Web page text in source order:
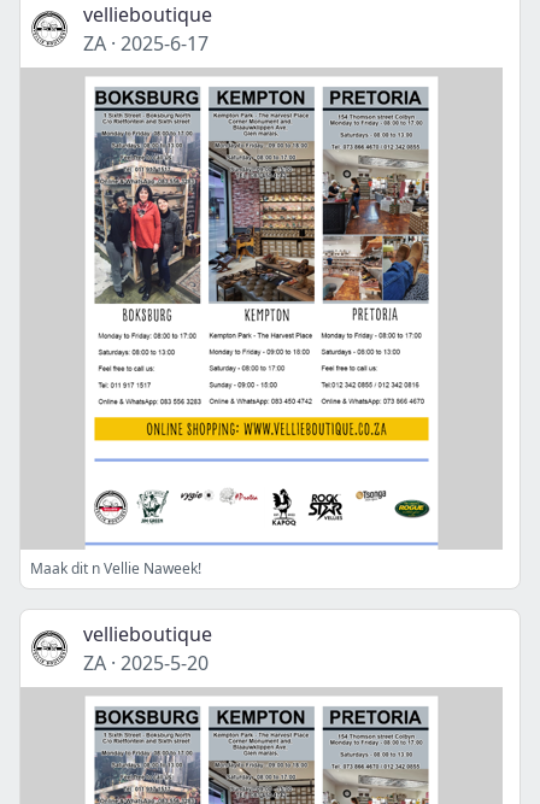
vellieboutique
ZA · 2025-6-17
Maak dit n Vellie Naweek!
vellieboutique
ZA · 2025-5-20